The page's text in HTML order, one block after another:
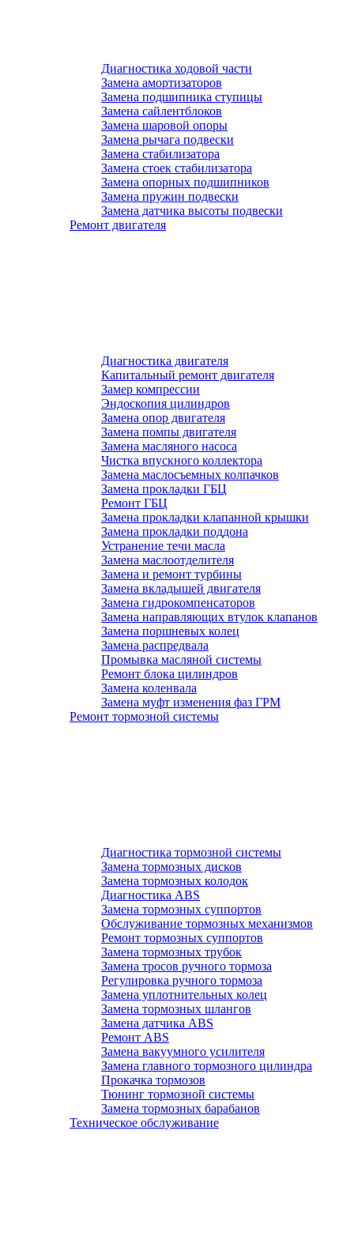
Диагностика ходовой части
Замена амортизаторов
Замена подшипника ступицы
Замена сайлентблоков
Замена шаровой опоры
Замена рычага подвески
Замена стабилизатора
Замена стоек стабилизатора
Замена опорных подшипников
Замена пружин подвески
Замена датчика высоты подвески
Ремонт двигателя
Диагностика двигателя
Капитальный ремонт двигателя
Замер компрессии
Эндоскопия цилиндров
Замена опор двигателя
Замена помпы двигателя
Замена масляного насоса
Чистка впускного коллектора
Замена маслосъемных колпачков
Замена прокладки ГБЦ
Ремонт ГБЦ
Замена прокладки клапанной крышки
Замена прокладки поддона
Устранение течи масла
Замена маслоотделителя
Замена и ремонт турбины
Замена вкладышей двигателя
Замена гидрокомпенсаторов
Замена направляющих втулок клапанов
Замена поршневых колец
Замена распредвала
Промывка масляной системы
Ремонт блока цилиндров
Замена коленвала
Замена муфт изменения фаз ГРМ
Ремонт тормозной системы
Диагностика тормозной системы
Замена тормозных дисков
Замена тормозных колодок
Диагностика ABS
Замена тормозных суппортов
Обслуживание тормозных механизмов
Ремонт тормозных суппортов
Замена тормозных трубок
Замена тросов ручного тормоза
Регулировка ручного тормоза
Замена уплотнительных колец
Замена тормозных шлангов
Замена датчика ABS
Ремонт ABS
Замена вакуумного усилителя
Замена главного тормозного цилиндра
Прокачка тормозов
Тюнинг тормозной системы
Замена тормозных барабанов
Техническое обслуживание